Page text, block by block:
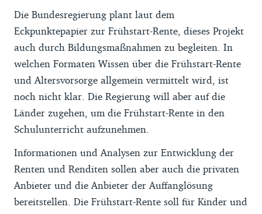
Die Bundesregierung plant laut dem
Eckpunktepapier zur Frühstart-Rente, dieses Projekt
auch durch Bildungsmaßnahmen zu begleiten. In
welchen Formaten Wissen über die Frühstart-Rente
und Altersvorsorge allgemein vermittelt wird, ist
noch nicht klar. Die Regierung will aber auf die
Länder zugehen, um die Frühstart-Rente in den
Schulunterricht aufzunehmen.
Informationen und Analysen zur Entwicklung der
Renten und Renditen sollen aber auch die privaten
Anbieter und die Anbieter der Auffanglösung
bereitstellen. Die Frühstart-Rente soll für Kinder und